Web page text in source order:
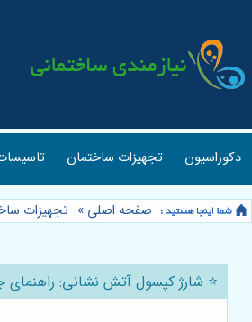
دکوراسیون تجهیزات ساختمان
صفحه اصلی » تجهیزات
⭐️ شارژ کپسول آتش نشانی: راهنمای